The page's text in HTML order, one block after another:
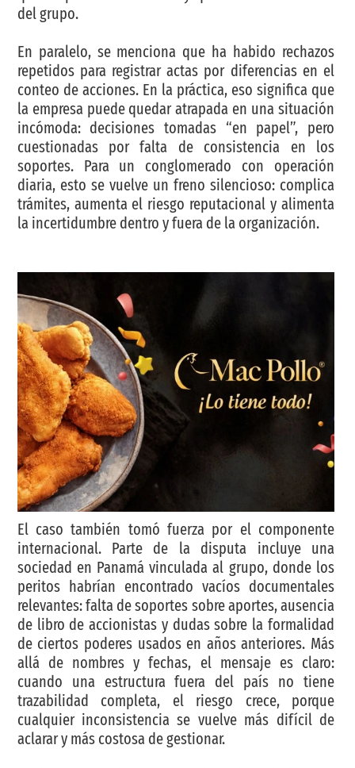
del grupo.
En paralelo, se menciona que ha habido rechazos
repetidos para registrar actas por diferencias en el
conteo de acciones. En la práctica, eso significa que
la empresa puede quedar atrapada en una situación
incómoda: decisiones tomadas “en papel”, pero
cuestionadas por falta de consistencia en los
soportes. Para un conglomerado con operación
diaria, esto se vuelve un freno silencioso: complica
trámites, aumenta el riesgo reputacional y alimenta
la incertidumbre dentro y fuera de la organización.
El caso también tomó fuerza por el componente
internacional. Parte de la disputa incluye una
sociedad en Panamá vinculada al grupo, donde los
peritos habrían encontrado vacíos documentales
relevantes: falta de soportes sobre aportes, ausencia
de libro de accionistas y dudas sobre la formalidad
de ciertos poderes usados en años anteriores. Más
allá de nombres y fechas, el mensaje es claro:
cuando una estructura fuera del país no tiene
trazabilidad completa, el riesgo crece, porque
cualquier inconsistencia se vuelve más difícil de
aclarar y más costosa de gestionar.